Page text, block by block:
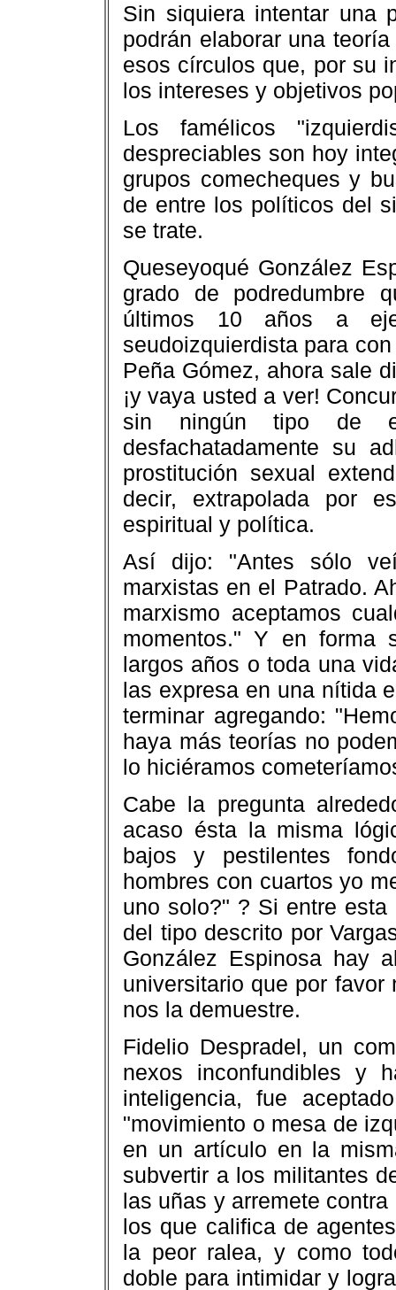
Sin siquiera intentar una
podrán elaborar una
esos círculos que, por su
los intereses y objetivos
Los famélicos
despreciables son hoy
grupos comecheques y
de entre los políticos del
se trate.
Queseyoqué González
grado de podredumbre
últimos 10 años a
seudoizquierdista para
Peña Gómez, ahora sale
¡y vaya usted a ver!
sin ningún tipo de
desfachatadamente su
prostitución sexual
decir, extrapolada por
espiritual y política.
Así dijo: "Antes sólo
marxistas en el Patrado.
marxismo aceptamos
momentos." Y en forma
largos años o toda una
las expresa en una nítida
terminar agregando:
haya más teorías no
lo hiciéramos
Cabe la pregunta
acaso ésta la misma
bajos y pestilentes
hombres con cuartos yo
uno solo?" ? Si entre
del tipo descrito por
González Espinosa hay
universitario que por
nos la demuestre.
Fidelio Despradel, un
nexos inconfundibles y
inteligencia, fue
"movimiento o mesa de
en un artículo en la
subvertir a los militantes
las uñas y arremete
los que califica de
la peor ralea, y como
doble para intimidar y